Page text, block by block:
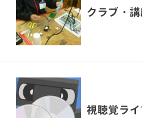
クラブ・
視聴覚ラ